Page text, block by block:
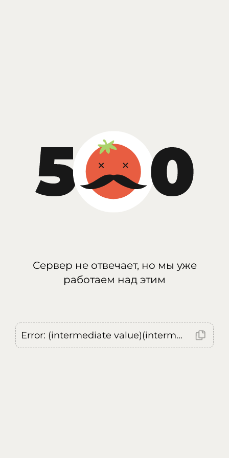
Сервер не отвечает, но мы уже
работаем над этим
Error: (intermediate value)(intermediate value)(intermediate value).replaceAll is not a function